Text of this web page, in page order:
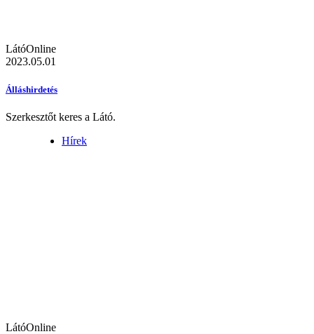
LátóOnline
2023.05.01
Álláshirdetés
Szerkesztőt keres a Látó.
Hírek
LátóOnline